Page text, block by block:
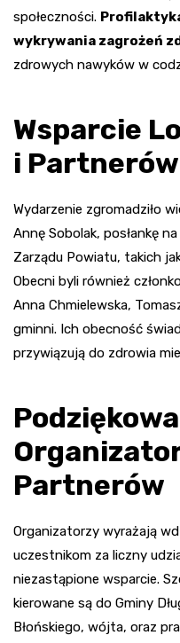
społeczności.
wykrywania zagrożeń
zdrowych nawyków w
Wsparcie
i Partnerów
Wydarzenie zgromadziło
Annę Sobolak, posłankę
Zarządu Powiatu, takich
Obecni byli również
Anna Chmielewska,
gminni. Ich obecność
przywiązują do zdrowia
Partnerów
Organizatorzy wyrażają
uczestnikom za liczny
niezastąpione wsparcie.
kierowane są do Gminy
Błońskiego, wójta, oraz